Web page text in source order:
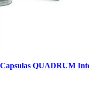
QUADRUM